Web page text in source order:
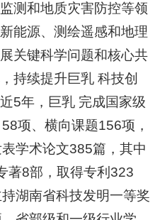
测和地质灾害防控等领
能源、测绘遥感和地理
关键科学问题和核心共
持续提升巨乳 科技创
5年，巨乳 完成国家级
项、横向课题156项，
学术论文385篇，其中
著8部，取得专利323
湖南省科技发明一等奖